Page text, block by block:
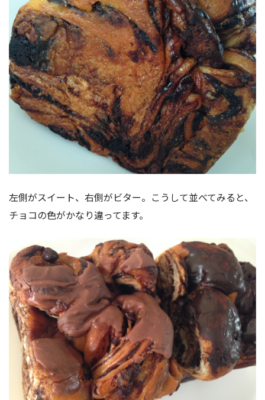
左側がスイート、右側がビター。こうして並べてみると、
チョコの色がかなり違ってます。